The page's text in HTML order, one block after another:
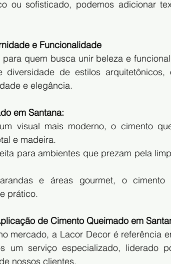
ou sofisticado, podemos adicionar
e Funcionalidade
quem busca unir beleza e
de estilos arquitetônicos,
e elegância.
em Santana:
visual mais moderno, o cimento
e madeira.
para ambientes que prezam pela
e áreas gourmet, o cimento
prático.
de Cimento Queimado em
mercado, a Lacor Decor é referência
um serviço especializado, liderado
nossos clientes.